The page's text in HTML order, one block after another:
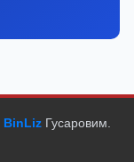
BinLiz Гусаровим.